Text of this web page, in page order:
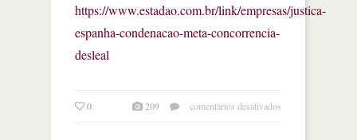
https://www.estadao.com.br/link/empresas/justica-
espanha-condenacao-meta-concorrencia-
desleal
0 209 comentários desativados